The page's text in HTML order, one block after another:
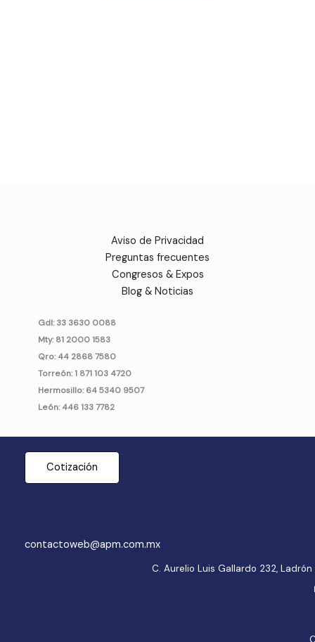
Aviso de Privacidad
Preguntas frecuentes
Congresos & Expos
Blog & Noticias
Gdl: 33 3630 0088
Mty: 81 2000 1583
Qro: 44 2868 7580
Torreón: 1 871 103 4720
Hermosillo: 64 5340 9507
León: 446 133 7782
Cotización
contactoweb@apm.com.mx
C. Aurelio Luis Gallardo 232,